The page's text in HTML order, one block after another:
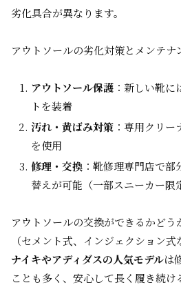
劣化具合が異なります。
アウトソールの劣化対策とメンテナ
アウトソール保護 ：新しい靴
トを装着
汚れ・黄ばみ対策 ：専用クリ
を使用
修理・交換 ：靴修理専門店で
替えが可能（一部スニーカー限
アウトソールの交換ができるかど
（セメント式、インジェクション式
ナイキやアディダスの人気モデルは
ことも多く、安心して長く履き続け